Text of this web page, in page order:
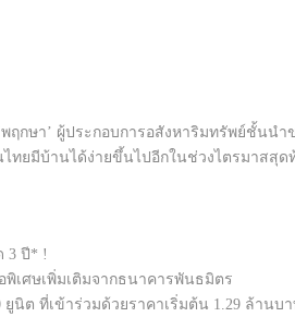
กษา’ ผู้ประกอบการอสังหาริมทรัพย์ชั้นน
ยมีบ้านได้ง่ายขึ้นไปอีกในช่วงไตรมาสสุ
3 ปี* !
เศษเพิ่มเติมจากธนาคารพันธมิตร
นิต ที่เข้าร่วมด้วยราคาเริ่มต้น 1.29 ล้านบ